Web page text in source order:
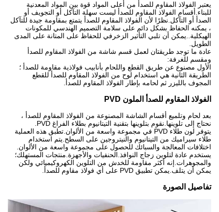
يعتبر الفولاذ المقاوم للصدأ من أعلى المواد قوة بين المواد المعدنية
للبناء.أقسام الفولاذ المقاوم للصدأ ليست سهلة التآكل أو التجويف أو
الصدأ أو التآكل.نظرًا لأن الفولاذ المقاوم للصدأ يتمتع بمقاومة جيدة للتآكل
، يمكنه الحفاظ بشكل دائم على سلامة التصميم الهندسي للمكونات
الهيكلية..يمكن أن تلبي التأثير الزخرفي للحفاظ على المتانة على المدى
الطويل.
عادة ما توجد طريقتان لعمل قسم شاشة من الفولاذ المقاوم للصدأ
ومقسم للغرفة:
الأول مصنوع عن طريق القطع واللحام بأنابيب فولاذية مقاومة للصدأ ؛
الطريقة الثانية هي استخدام لوح من الفولاذ المقاوم للصدأ للقطع
المجوف بالليزر ثم لحامه بإطار الفولاذ المقاوم للصدأ.
الفولاذ المقاوم للصدأ الملون PVD
بعد لحام وتلميع أقسام الشاشة المصنوعة من الفولاذ المقاوم للصدأ ،
نحتاج إلى تلوينها.نقوم بتلوينها بتقنية التيتانيوم بطلاء الفراغ PVD.
يتوفر لون طلاء PVD في مجموعة واسعة من الألوان.تطبق هذه العملية
طلاء سيراميك من التيتانيوم والنيتروجين على السطح.يتم استخدام
اختلافات المعالجة والسبائك للحصول على مجموعة واسعة من الألوان.
يستخدم عادة لتلوين زجاج النوافذ.الحنفيات والأجهزة.منتجات المستهلك؛
والمجوهرات.إنه أكثر مقاومة للخدش من التلوين الكهروكيميائي ولكن
يمكن أن يتلف.يمكن تطبيق PVD على أي فولاذ مقاوم للصدأ.
تفاصيل الصورة